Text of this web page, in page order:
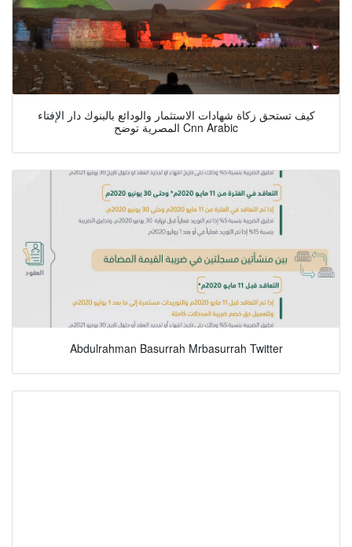
كيف تستحق زكاة شهادات الاستثمار والودائع بالبنوك دار الإفتاء
المصرية توضح Cnn Arabic
Abdulrahman Basurrah Mrbasurrah Twitter